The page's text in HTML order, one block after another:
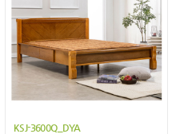
KSJ-3600Q_DYA